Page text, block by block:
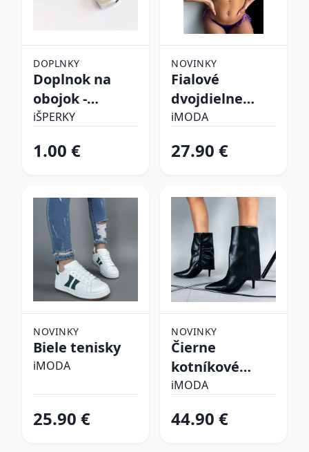
DOPLNKY
Doplnok na
obojok -
Srdiečko
iŠPERKY
1.00 €
NOVINKY
Fialové
dvojdielne
plavky
iMODA
27.90 €
NOVINKY
Biele tenisky
iMODA
25.90 €
NOVINKY
Čierne
kotníkové
čižmy
iMODA
44.90 €